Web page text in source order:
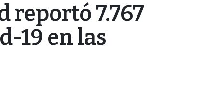
reportó 7.767
19 en las